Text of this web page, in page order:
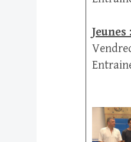
Jeunes :